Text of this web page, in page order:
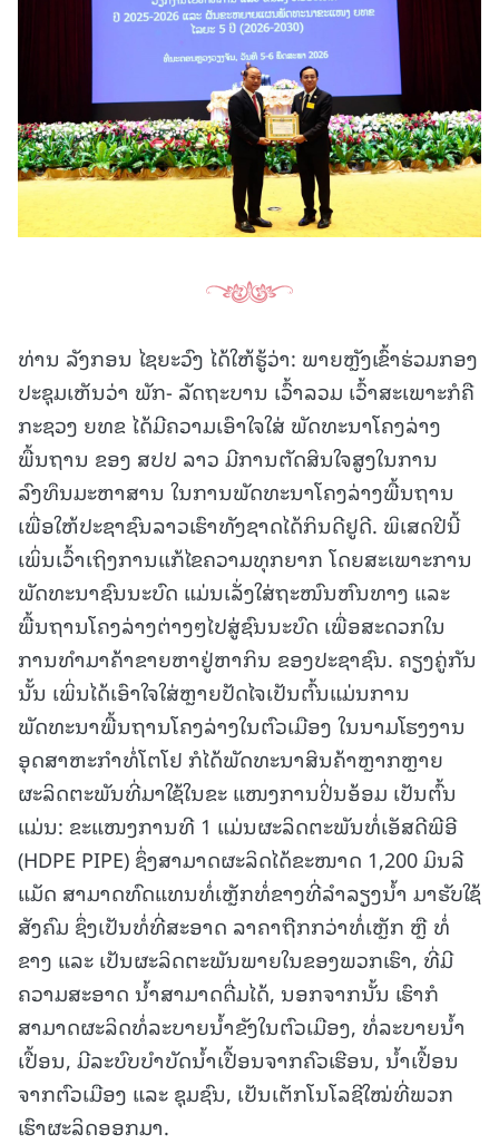
ທ່ານ ລັງກອນ ໄຊຍະວົງ ໄດ້ໃຫ້ຮູ້ວ່າ: ພາຍຫຼັງເຂົ້າຮ່ວມກອງ
ປະຊຸມເຫັນວ່າ ພັກ- ລັດຖະບານ ເວົ້າລວມ ເວົ້າສະເພາະກໍຄື
ກະຊວງ ຍທຂ ໄດ້ມີຄວາມເອົາໃຈໃສ່ ພັດທະນາໂຄງລ່າງ
ພື້ນຖານ ຂອງ ສປປ ລາວ ມີການຕັດສິນໃຈສູງໃນການ
ລົງທຶນມະຫາສານ ໃນການພັດທະນາໂຄງລ່າງພື້ນຖານ
ເພື່ອໃຫ້ປະຊາຊົນລາວເຮົາທັງຊາດໄດ້ກິນດີຢູດີ. ພິເສດປີນີ້
ເພິ່ນເວົ້າເຖິງການແກ້ໄຂຄວາມທຸກຍາກ ໂດຍສະເພາະການ
ພັດທະນາຊົນນະບົດ ແມ່ນເລັ່ງໃສ່ຖະໜົນຫົນທາງ ແລະ
ພື້ນຖານໂຄງລ່າງຕ່າງໆໄປສູ່ຊົນນະບົດ ເພື່ອສະດວກໃນ
ການທໍາມາຄ້າຂາຍຫາຢູ່ຫາກິນ ຂອງປະຊາຊົນ. ຄຽງຄູ່ກັນ
ນັ້ນ ເພິ່ນໄດ້ເອົາໃຈໃສ່ຫຼາຍປັດໄຈເປັນຕົ້ນແມ່ນການ
ພັດທະນາພື້ນຖານໂຄງລ່າງໃນຕົວເມືອງ ໃນນາມໂຮງງານ
ອຸດສາຫະກໍາທໍ່ໂຕໂຢ ກໍໄດ້ພັດທະນາສິນຄ້າຫຼາກຫຼາຍ
ຜະລິດຕະພັນທີ່ມາໃຊ້ໃນຂະ ແໜງການປິ່ນອ້ອມ ເປັນຕົ້ນ
ແມ່ນ: ຂະແໜງການທີ 1 ແມ່ນຜະລິດຕະພັນທໍ່ເອັສດີພີອີ
(HDPE PIPE) ຊຶ່ງສາມາດຜະລິດໄດ້ຂະໜາດ 1,200 ມິນລີ
ແມັດ ສາມາດທົດແທນທໍ່ເຫຼັກທໍ່ຂາງທີ່ລໍາລຽງນໍ້າ ມາຮັບໃຊ້
ສັງຄົມ ຊຶ່ງເປັນທໍ່ທີ່ສະອາດ ລາຄາຖືກກວ່າທໍ່ເຫຼັກ ຫຼື ທໍ່
ຂາງ ແລະ ເປັນຜະລິດຕະພັນພາຍໃນຂອງພວກເຮົາ, ທີ່ມີ
ຄວາມສະອາດ ນໍ້າສາມາດດື່ມໄດ້, ນອກຈາກນັ້ນ ເຮົາກໍ
ສາມາດຜະລິດທໍ່ລະບາຍນໍ້າຂັງໃນຕົວເມືອງ, ທໍ່ລະບາຍນໍ້າ
ເປື້ອນ, ມີລະບົບບໍາບັດນໍ້າເປື້ອນຈາກຄົວເຮືອນ, ນໍ້າເປື້ອນ
ຈາກຕົວເມືອງ ແລະ ຊຸມຊົນ, ເປັນເຕັກໂນໂລຊີໃໝ່ທີ່ພວກ
ເຮົາຜະລິດອອກມາ.